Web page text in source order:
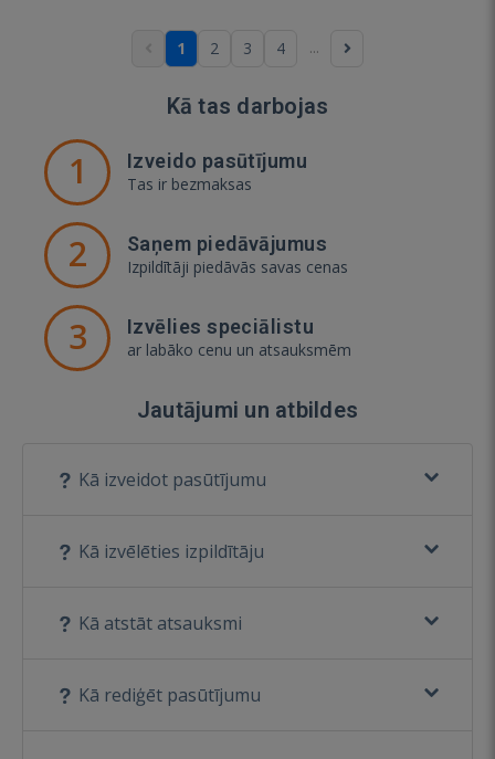
1 2 3 4 ...
Kā tas darbojas
1 Izveido pasūtījumu
Tas ir bezmaksas
2 Saņem piedāvājumus
Izpildītāji piedāvās savas cenas
3 Izvēlies speciālistu
ar labāko cenu un atsauksmēm
Jautājumi un atbildes
Kā izveidot pasūtījumu
Kā izvēlēties izpildītāju
Kā atstāt atsauksmi
Kā rediģēt pasūtījumu